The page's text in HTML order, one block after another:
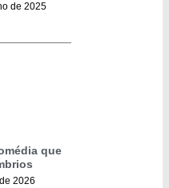
de 2025
que
2026